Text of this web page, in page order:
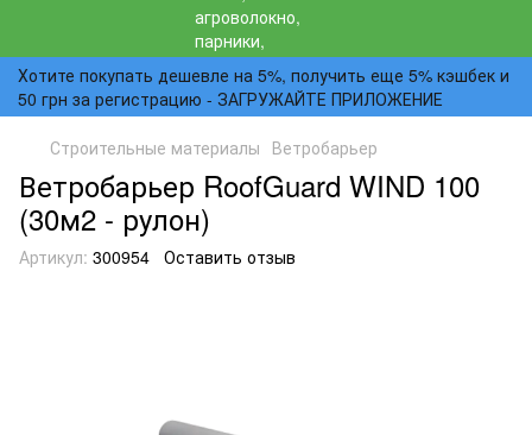
Хотите покупать дешевле на 5%, получить еще 5% кэшбек и
50 грн за регистрацию - ЗАГРУЖАЙТЕ ПРИЛОЖЕНИЕ
Строительные материалы Ветробарьер
Ветробарьер RoofGuard WIND 100
(30м2 - рулон)
Артикул: 300954 Оставить отзыв